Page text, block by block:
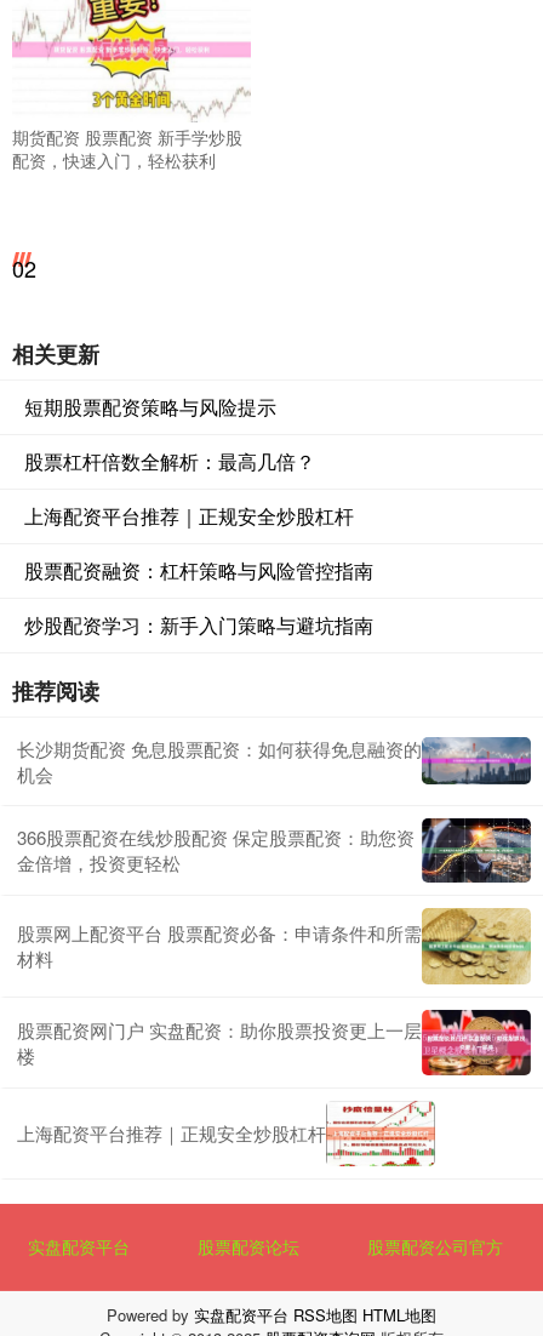
期货配资 股票配资 新手学炒股
配资，快速入门，轻松获利
02
相关更新
短期股票配资策略与风险提示
股票杠杆倍数全解析：最高几倍？
上海配资平台推荐｜正规安全炒股杠杆
股票配资融资：杠杆策略与风险管控指南
炒股配资学习：新手入门策略与避坑指南
推荐阅读
长沙期货配资 免息股票配资：如何获得免息融资的
机会
366股票配资在线炒股配资 保定股票配资：助您资
金倍增，投资更轻松
股票网上配资平台 股票配资必备：申请条件和所需
材料
股票配资网门户 实盘配资：助你股票投资更上一层
楼
上海配资平台推荐｜正规安全炒股杠杆
实盘配资平台 股票配资论坛 股票配资公司官方
Powered by 实盘配资平台 RSS地图 HTML地图